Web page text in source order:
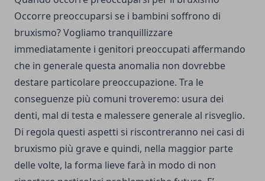
Occorre preoccuparsi se i bambini soffrono di
bruxismo? Vogliamo tranquillizzare
immediatamente i genitori preoccupati affermando
che in generale questa anomalia non dovrebbe
destare particolare preoccupazione. Tra le
conseguenze più comuni troveremo: usura dei
denti, mal di testa e malessere generale al risveglio.
Di regola questi aspetti si riscontreranno nei casi di
bruxismo più grave e quindi, nella maggior parte
delle volte, la forma lieve farà in modo di non